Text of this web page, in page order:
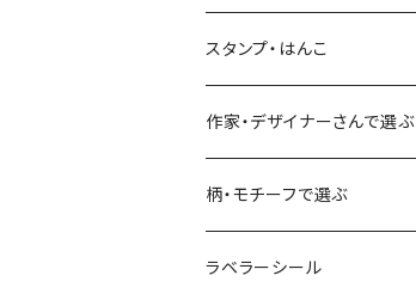
フルーツ・野菜
水縞
大枝活版室
星燈社
ミナペルホネン
古川紙工
大枝活版室
表現社（作家もの）
ロール付箋
古川紙工
表現社（作家もの）
スタンプ・はんこ
Hutte paper works
ヨハク
作家・デザイナーさんで選ぶ
ネクタイ
Hutte paper works
柄・モチーフで選ぶ
フルーツ
ラベラーシール